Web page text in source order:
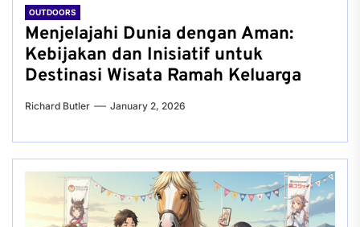
OUTDOORS
Menjelajahi Dunia dengan Aman:
Kebijakan dan Inisiatif untuk
Destinasi Wisata Ramah Keluarga
Richard Butler January 2, 2026